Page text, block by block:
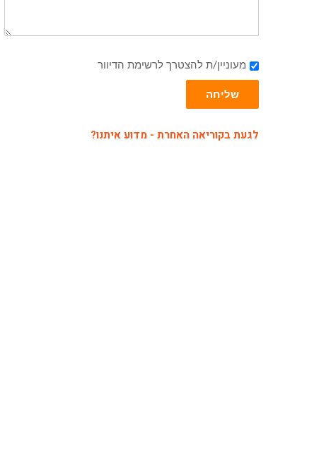
מעוניין/ת להצטרך לרשימת הדיוור
שליחה
לגעת בקוריאה האחרת - מדוע איתנו?